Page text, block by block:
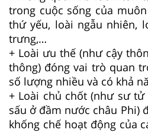
trong cuộc sống của
thứ yếu, loài ngẫu nhiên,
trưng,…
+ Loài ưu thế (như cậy
thông) đóng vai trò quan
số lượng nhiều và có khả
+ Loài chủ chốt (như sư
sấu ở đầm nước châu Phi)
khống chế hoạt động của